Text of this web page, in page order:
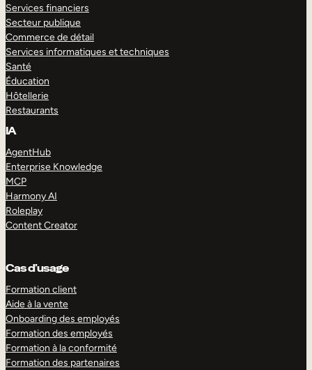
Services financiers
Secteur publique
Commerce de détail
Services informatiques et techniques
Santé
Éducation
Hôtellerie
Restaurants
IA
AgentHub
Enterprise Knowledge
MCP
Harmony AI
Roleplay
Content Creator
Cas d’usage
Formation client
Aide à la vente
Onboarding des employés
Formation des employés
Formation à la conformité
Formation des partenaires